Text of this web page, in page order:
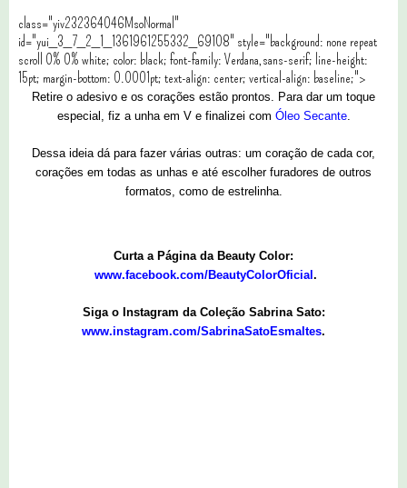
class="yiv232364046MsoNormal"
id="yui_3_7_2_1_1361961255332_69108" style="background: none repeat
scroll 0% 0% white; color: black; font-family: Verdana,sans-serif; line-height:
15pt; margin-bottom: 0.0001pt; text-align: center; vertical-align: baseline;">
Retire o adesivo e os corações estão prontos. Para dar um toque
especial, fiz a unha em V e finalizei com Óleo Secante.
Dessa ideia dá para fazer várias outras: um coração de cada cor,
corações em todas as unhas e até escolher furadores de outros
formatos, como de estrelinha.
Curta a Página da Beauty Color:
www.facebook.com/BeautyColorOficial.
Siga o Instagram da Coleção Sabrina Sato:
www.instagram.com/SabrinaSatoEsmaltes.